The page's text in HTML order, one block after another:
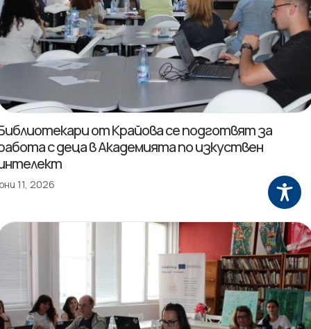
от Крайова се подготвят за
с деца в Академията по изкуствен
11, 2026